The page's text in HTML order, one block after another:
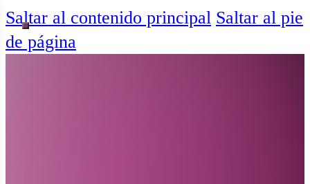
Saltar al contenido principal Saltar al pie
de página